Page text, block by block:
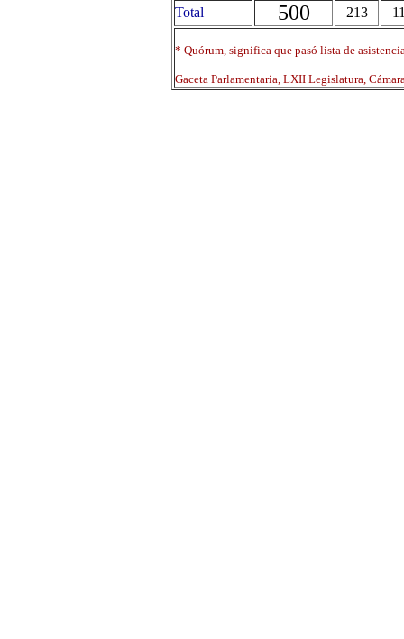
Total
500 213
* Quórum, significa que pasó lista de
Gaceta Parlamentaria, LXII Legislatura,